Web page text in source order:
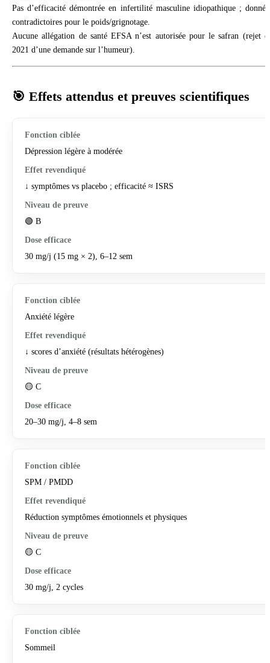
Pas d’efficacité démontrée en infertilité masculine idiopathique ;
contradictoires pour le poids/grignotage.
Aucune allégation de santé EFSA n’est autorisée pour le safran (rejet
2021 d’une demande sur l’humeur).
🎯 Effets attendus et preuves scientifiques
Dépression légère à modérée
↓ symptômes vs placebo ; efficacité ≈ ISRS
🟢 B
30 mg/j (15 mg × 2), 6–12 sem
Anxiété légère
↓ scores d’anxiété (résultats hétérogènes)
🟡 C
20–30 mg/j, 4–8 sem
SPM / PMDD
Réduction symptômes émotionnels et physiques
🟡 C
30 mg/j, 2 cycles
Sommeil